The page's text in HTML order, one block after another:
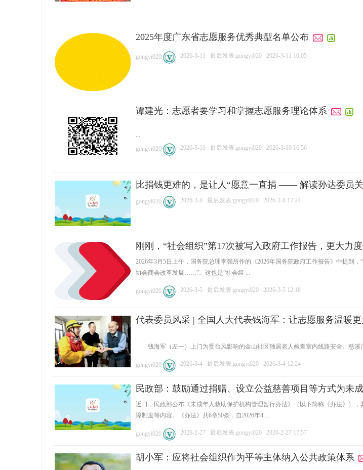
2025年度广东省志愿服务优秀典型名单公布
gongyi020 2026-3-11 最后发表:gongyi020 2026-3-11 10:05
谭建光：志愿者要学习和掌握志愿服务理论体系
...
gongyi020 2026-3-10 最后发表:gongyi020 2026-3-10 16:56
比捐钱更难的，是让人“愿意一直捐 —— 解读孙达委员
gongyi020 2026-3-8 最后发表:gongyi020 2026-3-8 17:24
刚刚，“社会组织”第17次被写入政府工作报告，更大力
2026年3月5日上午，国务院总理李强所作的《2026年国务院政府工作报告》中提到
协会商会改革发展……”。这也是“社会组 ...
gongyi020 2026-3-5 最后发表:gongyi020 2026-3-5 12:18
代表委员风采 | 全国人大代表钱海军：让志愿服务温暖更
钱海军（左一）上门为受台风影响的金山社区独居老人检查室内线路安全。慈溪
gongyi020 2026-3-4 最后发表:gongyi020 2026-3-4 12:24
民政部：鼓励通过捐赠、设立公益慈善项目等方式为未
近日，民政部公布《未成年人救助保护机构管理暂行办法》（以下简称《办法》）
障制度等内容。《办法》共6章50条，自2026年4 ...
gongyi020 2026-2-27 最后发表:gongyi020 2026-2-27 17:57
胡小军：应将社会组织作为平等主体纳入公共政策体系